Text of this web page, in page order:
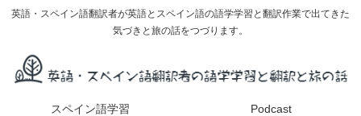
英語・スペイン語翻訳者が英語とスペイン語の語学学習と翻訳作業で出てきた
気づきと旅の話をつづります。
スペイン語学習 Podcast